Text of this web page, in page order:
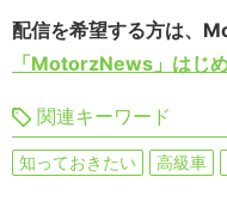
配信を希望する方は、
「MotorzNews」はじめ
関連キーワード
知っておきたい 高級車